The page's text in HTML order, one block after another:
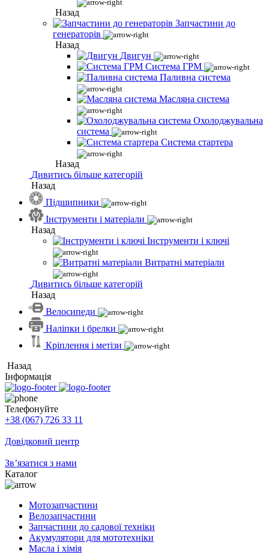
Назад
Запчастини до
генераторів
Назад
Двигун
Система ГРМ
Паливна система
Масляна система
Охолоджувальна
система
Система стартера
Назад
Дивитись більше категорій
Назад
Підшипники
Інструменти і матеріали
Назад
Інструменти і ключі
Витратні матеріали
Дивитись більше категорій
Назад
Велосипеди
Наліпки і брелки
Кріплення і метізи
Назад
Інформація
Телефонуйте
+38 (067) 726 33 11
Довідковий центр
Зв’язатися з нами
Каталог
Мотозапчастини
Велозапчастини
Запчастини до садової техніки
Акумулятори для мототехніки
Масла і хімія